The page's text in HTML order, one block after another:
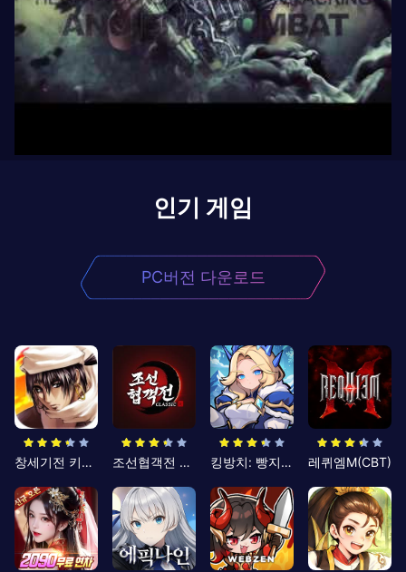
인기 게임
PC버전 다운로드
창세기전 키우기 조선협객전 클래식 킹방치: 빵지의 제왕 레퀴엠M(CBT)